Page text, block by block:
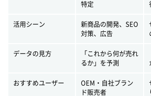
特定
活用シーン
新商品の開発、SEO
対策、広告
データの見方
「これから何が売れ
るか」を予測
おすすめユーザー
OEM・自社ブラン
ド販売者